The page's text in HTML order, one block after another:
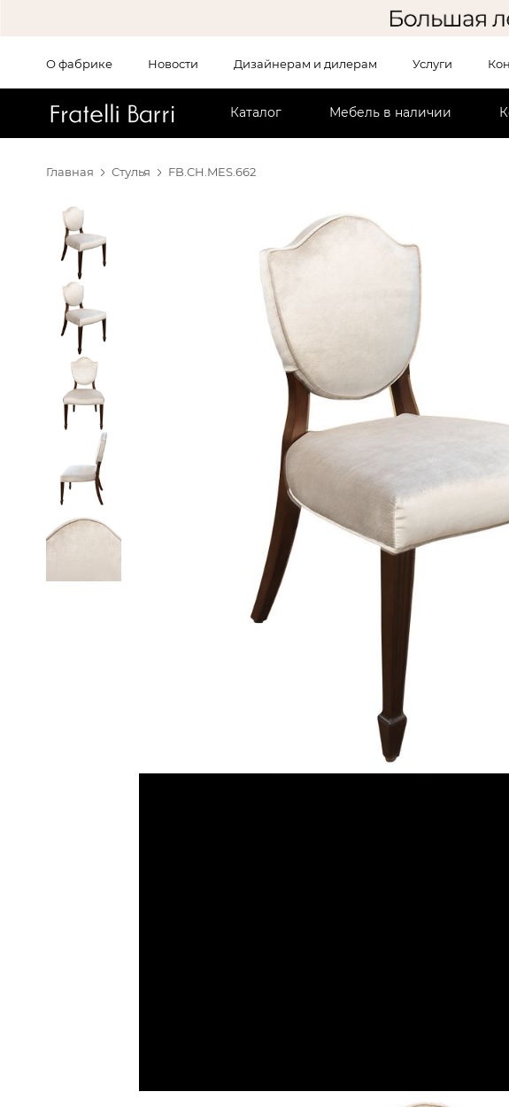
О фабрике Новости Дизайнерам и дилерам Услуги
Каталог Мебель в наличии
Главная Стулья FB.CH.MES.662